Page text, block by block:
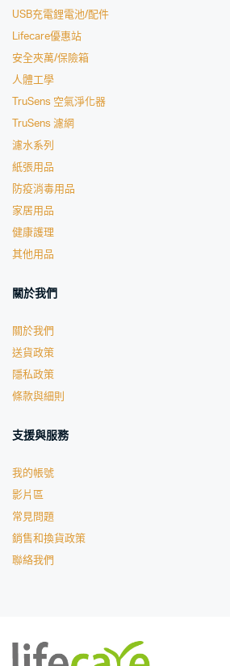
USB充電鋰電池/配件
Lifecare優惠站
安全夾萬/保險箱
人體工學
TruSens 空氣淨化器
TruSens 濾網
濾水系列
紙張用品
防疫消毒用品
家居用品
健康護理
其他用品
關於我們
關於我們
送貨政策
隱私政策
條款與細則
支援與服務
我的帳號
影片區
常見問題
銷售和換貨政策
聯絡我們